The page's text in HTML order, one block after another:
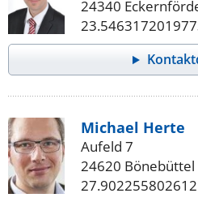
24340
Michael Herte
Aufeld 7
24620 Bönebüttel